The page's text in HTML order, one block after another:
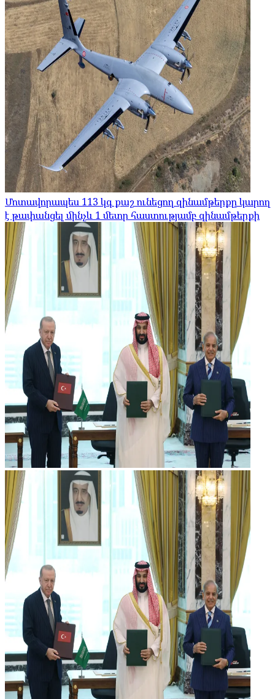
Մոտավորապես 113 կգ քաշ ունեցող զինամթերքը կարող
է թափանցել մինչև 1 մետր հաստությամբ զինամթերքի